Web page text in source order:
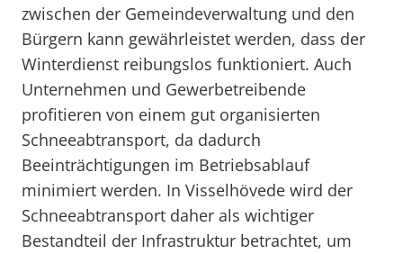
zwischen der Gemeindeverwaltung und den
Bürgern kann gewährleistet werden, dass der
Winterdienst reibungslos funktioniert. Auch
Unternehmen und Gewerbetreibende
profitieren von einem gut organisierten
Schneeabtransport, da dadurch
Beeinträchtigungen im Betriebsablauf
minimiert werden. In Visselhövede wird der
Schneeabtransport daher als wichtiger
Bestandteil der Infrastruktur betrachtet, um